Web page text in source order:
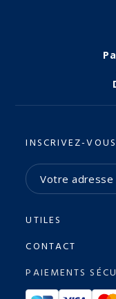
INSCRIVEZ-
UTILES
CONTACT
PAIEMENTS